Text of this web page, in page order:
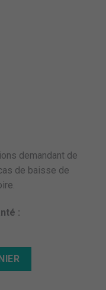
demandant de
de baisse de
: